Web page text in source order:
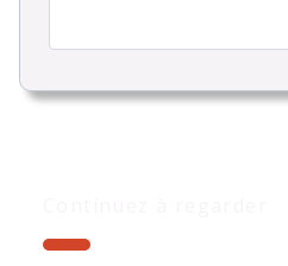
au lien permanent
tels que Smart text,